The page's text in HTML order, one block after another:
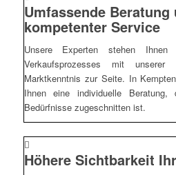
Umfassende Beratung
kompetenter Service
Unsere Experten stehen Ihnen
Verkaufsprozesses mit unserer
Marktkenntnis zur Seite. In
Ihnen eine individuelle
Bedürfnisse zugeschnitten ist.
Höhere Sichtbarkeit